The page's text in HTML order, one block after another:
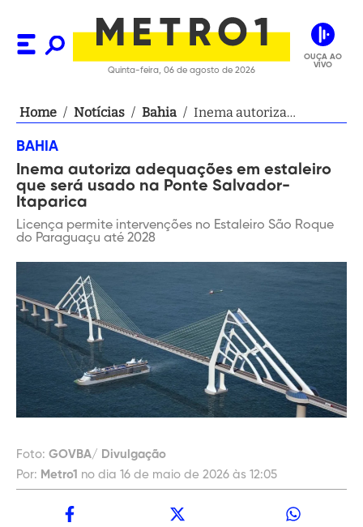
Quinta-feira, 06 de agosto de 2026
OUÇA AO
VIVO
Home / Notícias / Bahia / Inema autoriza
na Ponte Salvador-
Itaparica
BAHIA
Inema autoriza adequações em estaleiro
que será usado na Ponte Salvador-
Itaparica
Licença permite intervenções no Estaleiro São Roque
do Paraguaçu até 2028
Foto: GOVBA/ Divulgação
Por: Metro1 no dia 16 de maio de 2026 às 12:05